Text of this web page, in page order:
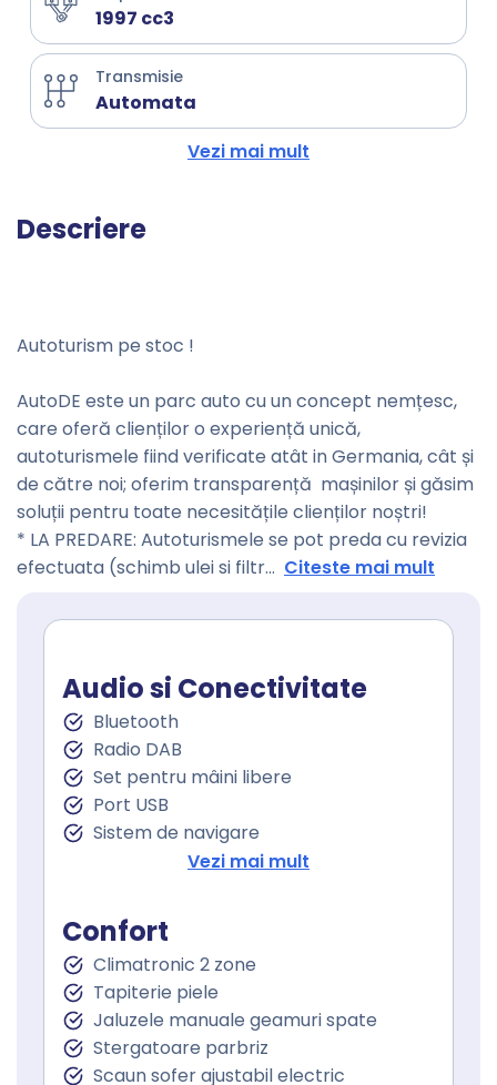
1997 cc3
Transmisie
Automata
Vezi mai mult
Descriere
Autoturism pe stoc !
AutoDE este un parc auto cu un concept nemțesc,
care oferă clienților o experiență unică,
autoturismele fiind verificate atât in Germania, cât și
de către noi; oferim transparență mașinilor și găsim
soluții pentru toate necesitățile clienților noștri!
* LA PREDARE: Autoturismele se pot preda cu revizia
efectuata (schimb ulei si filtr... Citeste mai mult
Audio si Conectivitate
Bluetooth
Radio DAB
Set pentru mâini libere
Port USB
Sistem de navigare
Vezi mai mult
Confort
Climatronic 2 zone
Tapiterie piele
Jaluzele manuale geamuri spate
Stergatoare parbriz
Scaun sofer ajustabil electric